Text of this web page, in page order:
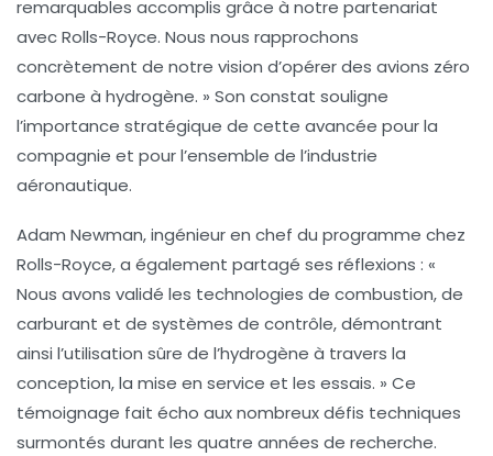
remarquables accomplis grâce à notre partenariat
avec Rolls-Royce. Nous nous rapprochons
concrètement de notre vision d’opérer des avions zéro
carbone à hydrogène. » Son constat souligne
l’importance stratégique de cette avancée pour la
compagnie et pour l’ensemble de l’industrie
aéronautique.
Adam Newman, ingénieur en chef du programme chez
Rolls-Royce, a également partagé ses réflexions : «
Nous avons validé les technologies de combustion, de
carburant et de systèmes de contrôle, démontrant
ainsi l’utilisation sûre de l’hydrogène à travers la
conception, la mise en service et les essais. » Ce
témoignage fait écho aux nombreux défis techniques
surmontés durant les quatre années de recherche.